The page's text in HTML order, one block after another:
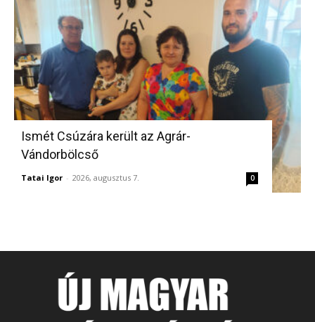
Ismét Csúzára került az Agrár-
Vándorbölcső
Tatai Igor - 2026, augusztus 7. 0